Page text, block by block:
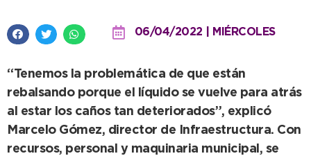
06/04/2022 | MIÉRCOLES
“Tenemos la problemática de que están
rebalsando porque el líquido se vuelve para atrás
al estar los caños tan deteriorados”, explicó
Marcelo Gómez, director de Infraestructura. Con
recursos, personal y maquinaria municipal, se